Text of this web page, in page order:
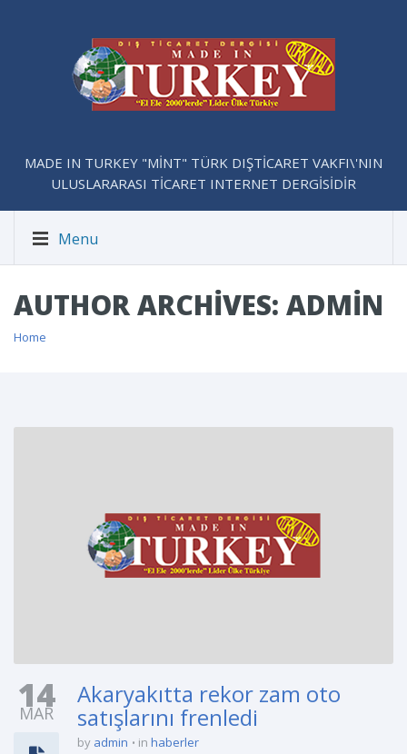
MADE IN TURKEY "MİNT" TÜRK DIŞTİCARET VAKFI\'NIN
ULUSLARARASI TİCARET INTERNET DERGİSİDİR
Menu
AUTHOR ARCHIVES: ADMIN
Home
14
MAR
Akaryakıtta rekor zam oto
satışlarını frenledi
by admin in haberler